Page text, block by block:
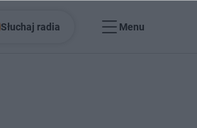
Słuchaj radia Menu